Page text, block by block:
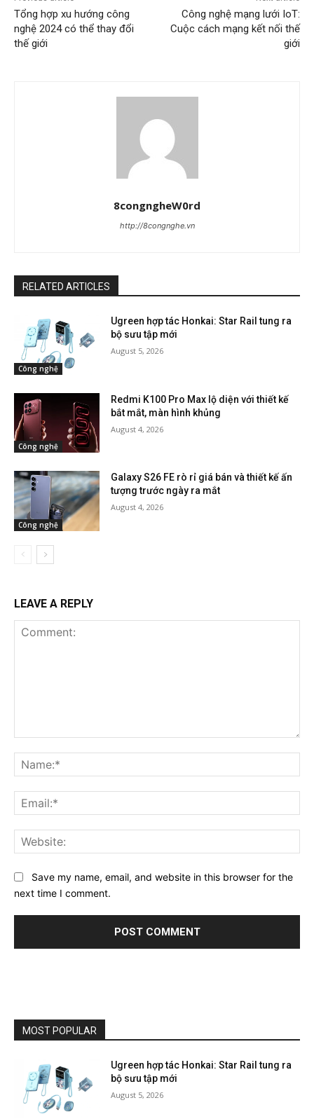
Tổng hợp xu hướng công
nghệ 2024 có thể thay đổi
thế giới
Công nghệ mạng lưới IoT:
Cuộc cách mạng kết nối thế
giới
8congngheW0rd
http://8congnghe.vn
RELATED ARTICLES
Công nghệ
Ugreen hợp tác Honkai: Star Rail tung ra
bộ sưu tập mới
August 5, 2026
Công nghệ
Redmi K100 Pro Max lộ diện với thiết kế
bắt mắt, màn hình khủng
August 4, 2026
Công nghệ
Galaxy S26 FE rò rỉ giá bán và thiết kế ấn
tượng trước ngày ra mắt
August 4, 2026
LEAVE A REPLY
Save my name, email, and website in this browser for the
next time I comment.
MOST POPULAR
Ugreen hợp tác Honkai: Star Rail tung ra
bộ sưu tập mới
August 5, 2026